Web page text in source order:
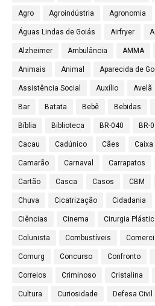
Agro Agroindústria Agronomia
Águas Lindas de Goiás Airfryer
Alzheimer Ambulância AMMA
Animais Animal Aparecida de
Assistência Social Auxílio Avelã
Bar Batata Bebê Bebidas
Bíblia Biblioteca BR-040 BR-
Cacau Cadúnico Cães Caixa
Camarão Carnaval Carrapatos
Cartão Casca Casos CBM
Chuva Cicatrização Cidadania
Ciências Cinema Cirurgia
Colunista Combustíveis
Comurg Concurso Confronto
Correios Criminoso Cristalina
Cultura Curiosidade Defesa Civil